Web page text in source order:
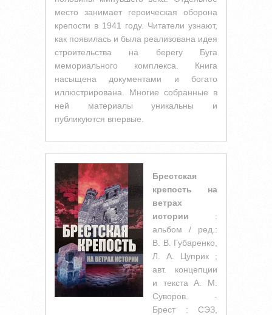
место занимает героическая оборона
крепости в 1941 году. Читатели узнают,
как появилась и была реализована идея
строительства на берегу Буга
мемориального комплекса. Книга
насыщена документами и богато
иллюстрирована. Многие собранные в
ней материалы уникальны и
публикуются впервые.
Брестская
крепость на
ветрах
истории :
альбом / ред.:
В. В. Губаренко,
Л. А. Цуприк ;
авт. концепции
и текста А. М.
Суворов. -
Брест : СЭЗ,